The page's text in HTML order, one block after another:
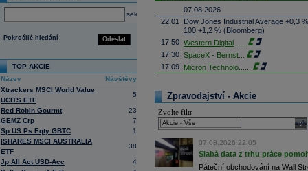
select
Odeslat
Pokročilé hledání
TOP AKCIE
Název
Návštěvy
Xtrackers MSCI World Value
UCITS ETF
5
Red Robin Gourmt
23
GEMZ Crp
7
Sp US Ps Eqty GBTC
1
ISHARES MSCI AUSTRALIA
ETF
38
Jp All Act USD-Acc
4
07.08.2026
22:01
Dow Jones Industrial Average +0,3
100 +1,2 % (Bloomberg)
17:50 Western Digital
17:30 SpaceX - Bernst
17:09 Micron Technolo
16:26
Objem obchodů s akciemi na
obchodů za poslední rok je 0,665
16:23 Zvýšení výroby balistických střel
nějakou dobu potrvá. Agentuře
Armin Papperger. Společná výroba
doplnit arzenál Spojeným státům,
(ČTK)
16:07 Conocophillips
Zpravodajství - Akcie
Zvolte filtr
07.08.2026 22:05
Slabá data z trhu práce
Páteční obchodování na Wall